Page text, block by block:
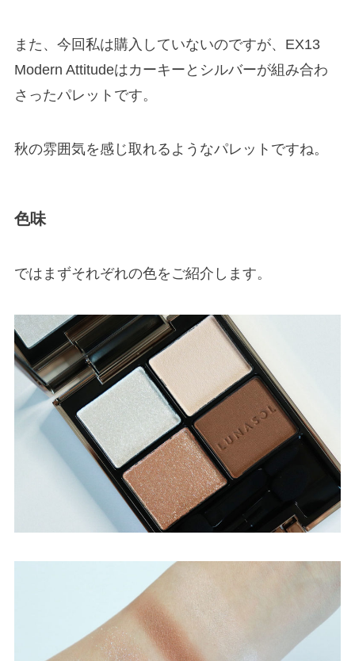
また、今回私は購入していないのですが、EX13
Modern Attitudeはカーキーとシルバーが組み合わ
さったパレットです。
秋の雰囲気を感じ取れるようなパレットですね。
色味
ではまずそれぞれの色をご紹介します。